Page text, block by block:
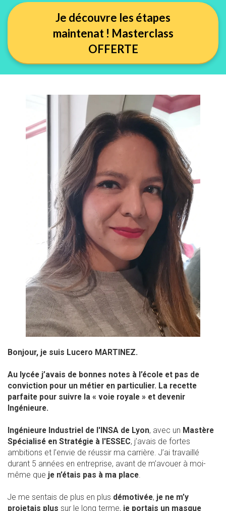
Je découvre les étapes
maintenat ! Masterclass
OFFERTE
Bonjour, je suis Lucero MARTINEZ.
Au lycée j’avais de bonnes notes à l’école et pas de
conviction pour un métier en particulier. La recette
parfaite pour suivre la « voie royale » et devenir
Ingénieure.
Ingénieure Industriel de l'INSA de Lyon, avec un Mastère
Spécialisé en Stratégie à l'ESSEC, j’avais de fortes
ambitions et l’envie de réussir ma carrière. J’ai travaillé
durant 5 années en entreprise, avant de m’avouer à moi-
même que je n’étais pas à ma place.
Je me sentais de plus en plus démotivée, je ne m’y
projetais plus sur le long terme, je portais un masque